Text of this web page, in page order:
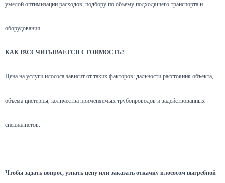
умелой оптимизации расходов, подбору по объему подходящего транспорта и
оборудования.
КАК РАССЧИТЫВАЕТСЯ СТОИМОСТЬ?
Цена на услуги илососа зависит от таких факторов: дальности расстояния объекта,
объема цистерны, количества применяемых трубопроводов и задействованных
специалистов.
Чтобы задать вопрос, узнать цену или заказать откачку илососом выгребной